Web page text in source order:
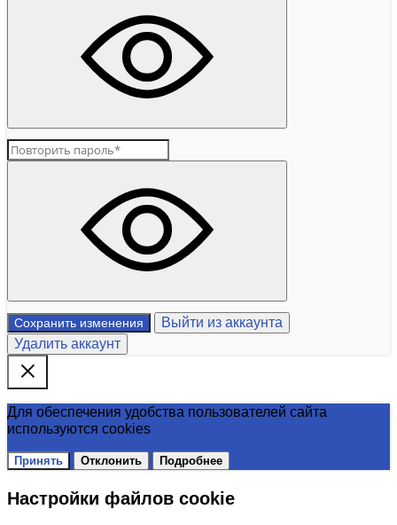
Сохранить изменения
Выйти из аккаунта
Удалить аккаунт
Для обеспечения удобства пользователей сайта
используются cookies
Принять Отклонить Подробнее
Настройки файлов cookie